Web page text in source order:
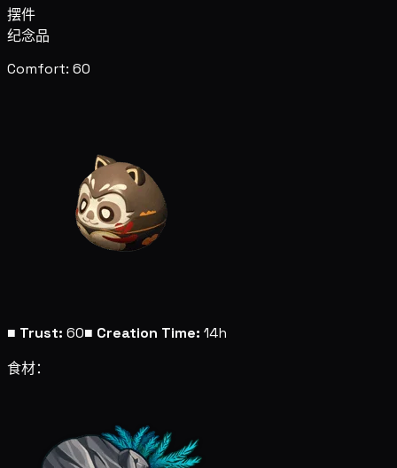
摆件
纪念品
Comfort: 60
■ Trust: 60■ Creation Time: 14h
食材：